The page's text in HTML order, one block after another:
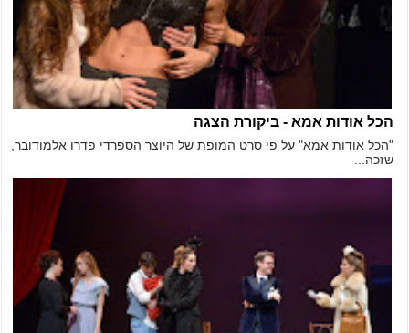
הכל אודות אמא - ביקורת הצגה
"הכל אודות אמא" על פי סרט המופת של היוצר הספרדי פדרו אלמודובר,
שזכה...